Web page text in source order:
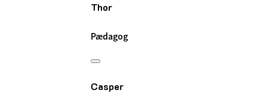
Thor
Pædagog
Casper